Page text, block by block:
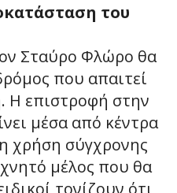
του
Σταύρο Φλώρο θα
που απαιτεί
Η επιστροφή στην
μέσα από κέντρα
χρήση σύγχρονης
μέλος που θα
τονίζουν ότι